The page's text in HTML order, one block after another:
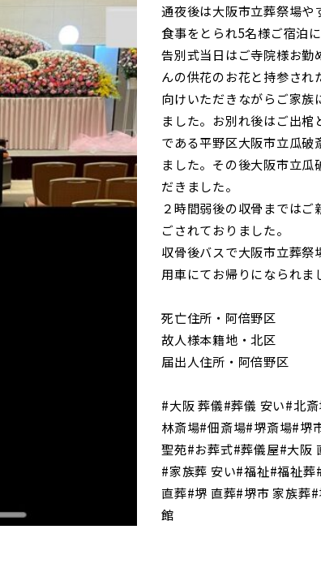
通夜後は大阪市立葬祭場や
食事をとられ5名様ご宿泊
告別式当日はご寺院様お勤
んの供花のお花と持参され
向けいただきながらご家族
ました。お別れ後はご出
である平野区大阪市立瓜破
ました。その後大阪市立
だきました。
２時間弱後の収骨までは
ごされておりました。
収骨後バスで大阪市立葬祭
用車にてお帰りになられま
死亡住所・阿倍野区
故人様本籍地・北区
届出人住所・阿倍野区
#大阪 葬儀#葬儀 安い#北
林斎場#佃斎場#堺斎場#堺
聖苑#お葬式#葬儀屋#大阪
#家族葬 安い#福祉#福祉
直葬#堺 直葬#堺市 家族葬
館